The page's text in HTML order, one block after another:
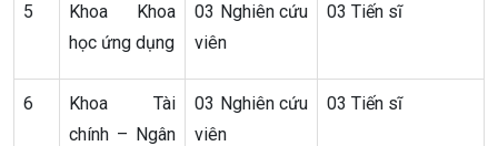
5
Khoa Khoa
học ứng dụng
03 Nghiên cứu
viên
03 Tiến sĩ
6
Khoa Tài
chính – Ngân
03 Nghiên cứu
viên
03 Tiến sĩ